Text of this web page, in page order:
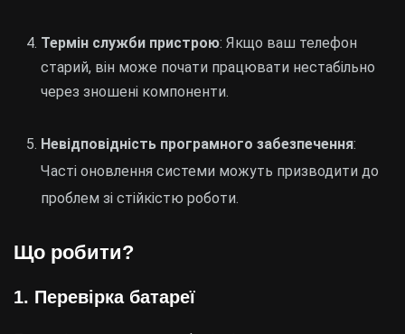
Термін служби пристрою: Якщо ваш телефон
старий, він може почати працювати нестабільно
через зношені компоненти.
Невідповідність програмного забезпечення:
Часті оновлення системи можуть призводити до
проблем зі стійкістю роботи.
Що робити?
1. Перевірка батареї